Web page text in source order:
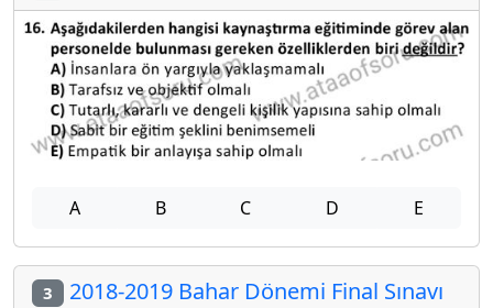
A B C D E
3 2018-2019 Bahar Dönemi Final Sınavı